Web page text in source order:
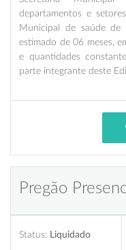
departamentos e
Municipal de saúde
estimado de 06 meses,
e quantidades
parte integrante deste
Pregão
Status: Liquidado